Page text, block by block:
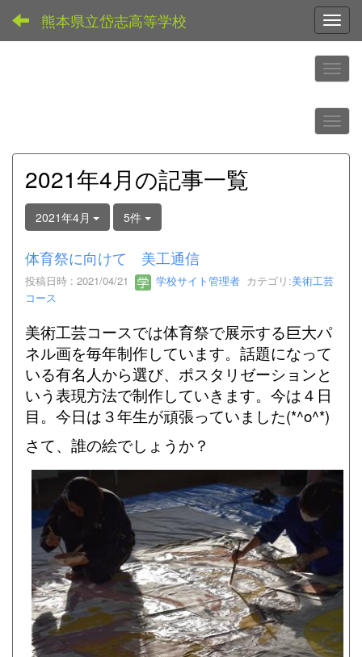
熊本県立岱志高等学校
2021年4月の記事一覧
2021年4月 5件
体育祭に向けて 美工通信
投稿日時 : 2021/04/21 学校サイト管理者 カテゴリ:美術工芸
コース
美術工芸コースでは体育祭で展示する巨大パ
ネル画を毎年制作しています。話題になって
いる有名人から選び、ポスタリゼーションと
いう表現方法で制作していきます。今は４日
目。今日は３年生が頑張っていました(*^o^*)
さて、誰の絵でしょうか？